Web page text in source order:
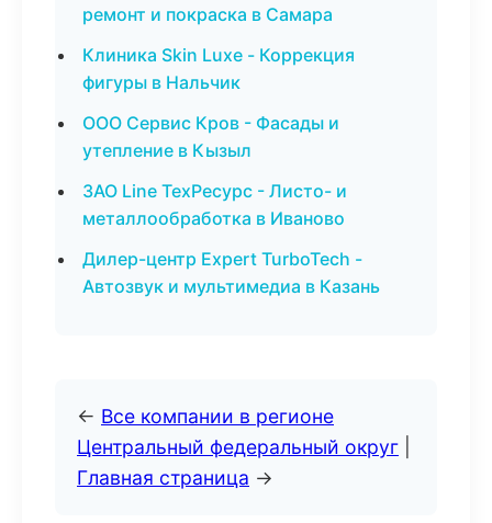
ремонт и покраска в Самара
Клиника Skin Luxe - Коррекция
фигуры в Нальчик
ООО Сервис Кров - Фасады и
утепление в Кызыл
ЗАО Line ТехРесурс - Листо- и
металлообработка в Иваново
Дилер-центр Expert TurboTech -
Автозвук и мультимедиа в Казань
← Все компании в регионе
Центральный федеральный округ
Главная страница →